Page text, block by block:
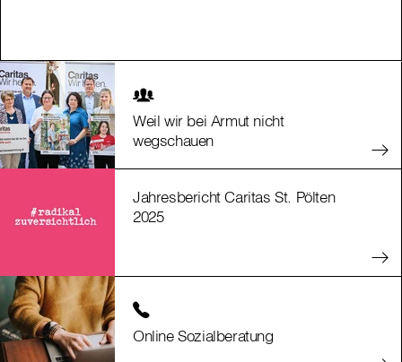
Weil wir bei Armut nicht
wegschauen
Jahresbericht Caritas St. Pölten
2025
Online Sozialberatung